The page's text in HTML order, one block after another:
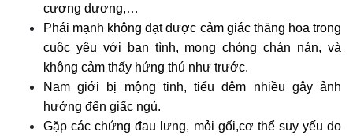
cương dương,…
Phái mạnh không đạt được cảm giác thăng hoa trong
cuộc yêu với bạn tình, mong chóng chán nản, và
không cảm thấy hứng thú như trước.
Nam giới bị mộng tinh, tiểu đêm nhiều gây ảnh
hưởng đến giấc ngủ.
Gặp các chứng đau lưng, mỏi gối,cơ thể suy yếu do